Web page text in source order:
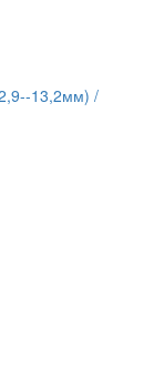
13,2мм) /